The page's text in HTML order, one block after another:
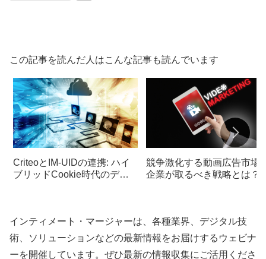
この記事を読んだ人はこんな記事も読んでいます
CriteoとIM-UIDの連携: ハイ
ブリッドCookie時代のデジ
競争激化する動画広告市場:
企業が取るべき戦略とは？
インティメート・マージャーは、各種業界、デジタル技
術、ソリューションなどの最新情報をお届けするウェビナ
ーを開催しています。ぜひ最新の情報収集にご活用くださ